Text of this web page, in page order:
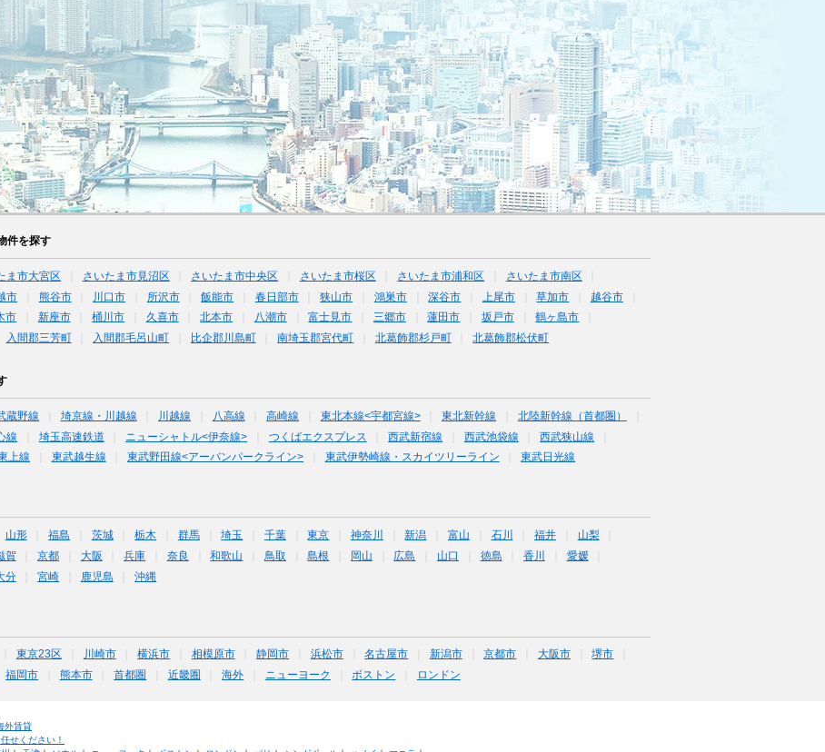
件を探す
ま市大宮区 さいたま市見沼区 さいたま市中央区 さいたま市桜区 さいたま市浦和区
さいたま市南区
市 熊谷市 川口市 所沢市 飯能市 春日部市 狭山市 鴻巣市 深谷市 上尾市 草加市
越谷市
市 新座市 桶川市 久喜市 北本市 八潮市 富士見市 三郷市 蓮田市 坂戸市
鶴ヶ島市
入間郡三芳町 入間郡毛呂山町 比企郡川島町 南埼玉郡宮代町 北葛飾郡杉戸町 北葛飾郡松伏町
蔵野線 埼京線・川越線 川越線 八高線 高崎線 東北本線<宇都宮線> 東北新幹線
北陸新幹線（首都圏）
線 埼玉高速鉄道 ニューシャトル<伊奈線> つくばエクスプレス 西武新宿線 西武池袋線
西武狭山線
上線 東武越生線 東武野田線<アーバンパークライン> 東武伊勢崎線・スカイツリーライン 東武日光線
山形 福島 茨城 栃木 群馬 埼玉 千葉 東京 神奈川 新潟 富山 石川 福井
山梨
賀 京都 大阪 兵庫 奈良 和歌山 鳥取 島根 岡山 広島 山口 徳島 香川
愛媛
分 宮崎 鹿児島 沖縄
東京23区 川崎市 横浜市 相模原市 静岡市 浜松市 名古屋市 新潟市 京都市 大阪市
堺市
福岡市 熊本市 首都圏 近畿圏 海外 ニューヨーク ボストン ロンドン
外賃貸
せください！